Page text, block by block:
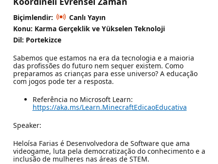
Biçimlendir:
Canlı Yayın
Konu: Karma Gerçeklik ve Yükselen Teknoloji
Dil: Portekizce
Sabemos que estamos na era da tecnologia e a maioria
das profissões do futuro nem sequer existem. Como
preparamos as crianças para esse universo? A educação
com jogos pode ter a resposta.
Referência no Microsoft Learn:
https://aka.ms/Learn.MinecraftEdicaoEducativa
Speaker:
Heloísa Farias é Desenvolvedora de Software que ama
videogame, luta pela democratização do conhecimento e a
inclusão de mulheres nas áreas de STEM.